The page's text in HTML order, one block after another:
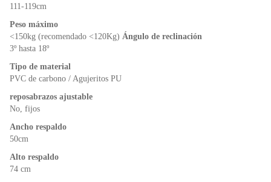
k y
111-119cm
Peso máximo
<150kg (recomendado <120Kg) Ángulo de reclinación
3º hasta 18º
Tipo de material
PVC de carbono / Agujeritos PU
reposabrazos ajustable
No, fijos
Ancho respaldo
50cm
Alto respaldo
74 cm